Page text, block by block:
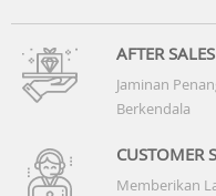
Battery Life
Up to 5 days
Charging Method
Garmin proprietary clip
AFTER
Jaminan
Berkendala
CUSTOMER
Memberikan